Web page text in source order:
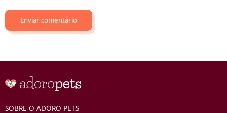
SOBRE O ADORO PETS